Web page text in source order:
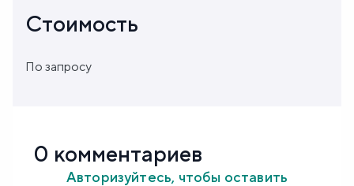
Стоимость
По запросу
0 комментариев
Авторизуйтесь, чтобы оставить